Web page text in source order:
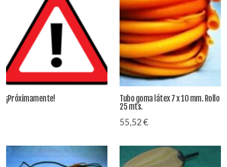
¡Próximamente!
Tubo goma látex 7 x 10 mm. Rollo
25 mts.
55,52 €